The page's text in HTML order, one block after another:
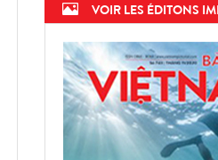
VOIR LES ÉDITONS